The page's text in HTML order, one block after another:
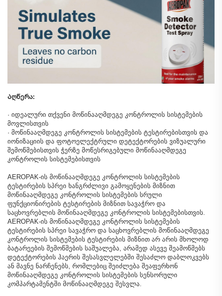
Აღწერა:
· იდეალური თქვენი მოწინააღმდეგე კონტროლის სისტემების
მოვლისთვის
· მოწინააღმდეგე კონტროლის სისტემების ტესტირებისთვის და
იონიზაციის და ფოტოელექტრული დეტექტორების ვიზუალური
შემოწმებისთვის ჭერზე მოწესრიგებული მოწინააღმდეგე
კონტროლის სისტემებისთვის
AEROPAK-ის მოწინააღმდეგე კონტროლის სისტემების
ტესტირების სპრეი ხანგრძლივი გამოყენების მიზნით
მოწინააღმდეგე კონტროლის სისტემების სრული
ფუნქციონირების ტესტირების მიზნით სავაჭრო და
საცხოვრებლის მოწინააღმდეგე კონტროლის სისტემებისთვის.
AEROPAK-ის მოწინააღმდეგე კონტროლის სისტემების
ტესტირების სპრეი სავაჭრო და საცხოვრებლის მოწინააღმდეგე
კონტროლის სისტემების ტესტირების მიზნით არ არის მხოლოდ
ბატარეების შემოწმების საშუალება, არამედ ასევე შეამოწმებს
დეტექტორების ჰაერის შესასვლელებში შესაძლო დაბლოკვებს
ან მავნე ნარჩენებს, რომლებიც შეიძლება შეაფერხონ
მოწინააღმდეგე კონტროლის სისტემების სენსორული
კომპარტამენტში მოწინააღმდეგე შესვლა.